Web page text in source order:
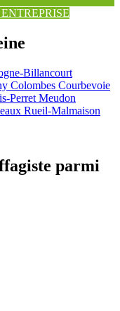
Billancourt
Colombes Courbevoie
Perret Meudon
Rueil-Malmaison
parmi